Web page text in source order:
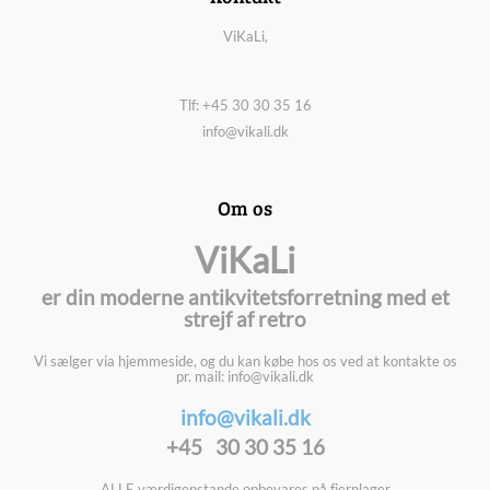
ViKaLi,
Tlf: +45 30 30 35 16
info@vikali.dk
Om os
ViKaLi
er din moderne antikvitetsforretning med et
strejf af retro
Vi sælger via hjemmeside, og du kan købe hos os ved at kontakte os
pr. mail: info@vikali.dk
info@vikali.dk
+45 30 30 35 16